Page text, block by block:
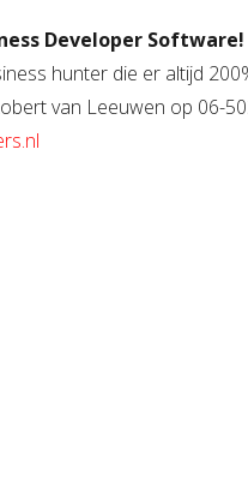
Developer Software!
hunter die er altijd
van Leeuwen op 06-